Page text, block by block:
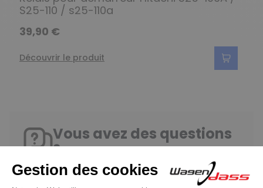
S25-110 / s25-110a
39,90 €
Découvrir le produit
Vous avez des questions
?
Consultez notre FAQ